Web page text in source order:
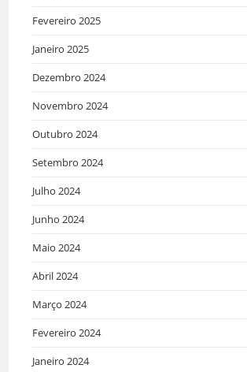
Fevereiro 2025
Janeiro 2025
Dezembro 2024
Novembro 2024
Outubro 2024
Setembro 2024
Julho 2024
Junho 2024
Maio 2024
Abril 2024
Março 2024
Fevereiro 2024
Janeiro 2024